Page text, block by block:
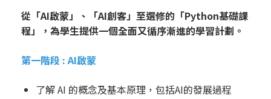
從「AI啟蒙」、「AI創客」至選修的「Python基礎課
程」，為學生提供一個全面又循序漸進的學習計劃。
第一階段 : AI啟蒙
了解 AI 的概念及基本原理，包括AI的發展過程